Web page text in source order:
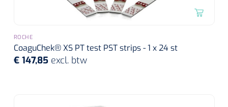
ROCHE
CoaguChek® XS PT test PST strips - 1 x 24 st
€ 147,85 excl. btw